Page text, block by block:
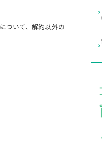
ついて、解約以外の